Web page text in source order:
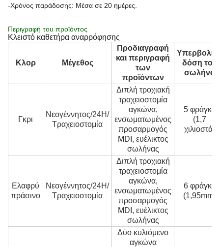
-Χρόνος παράδοσης: Μέσα σε 20 ημέρες.
Περιγραφή του προϊόντος
Κλειστό καθετήρα αναρρόφησης
Κλορ Μέγεθος
Προδιαγραφή
και περιγραφή
των
προϊόντων
δόση του
σωλήνα
Γκρι
Νεογέννητος/24H/
Τραχειοστομία
Διπλή τροχιακή
τραχειοστομία
αγκώνα,
ενσωματωμένος
προσαρμογός
MDI, ευέλικτος
σωλήνας
5 φράγκα
(1,7
χιλιοστά)
Ελαφρύ
πράσινο
Νεογέννητος/24H/
Τραχειοστομία
Διπλή τροχιακή
τραχειοστομία
αγκώνα,
ενσωματωμένος
προσαρμογός
MDI, ευέλικτος
σωλήνας
6 φράγκα
(1,95mm)
Δύο κυλιόμενο
αγκώνα